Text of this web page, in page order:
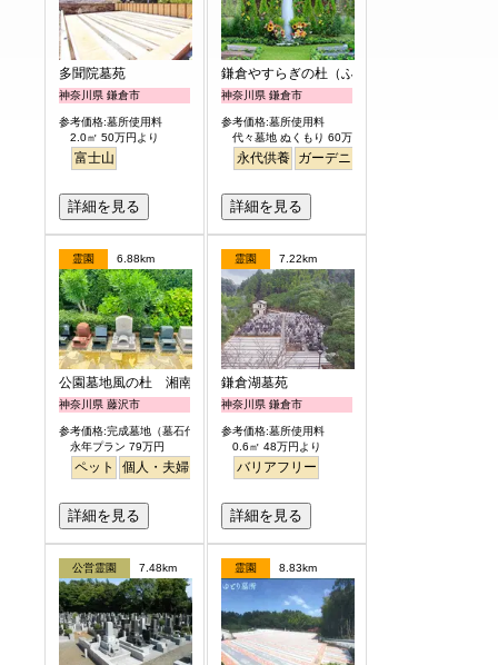
多聞院墓苑
神奈川県 鎌倉市
参考価格:墓所使用料
2.0㎡ 50万円より
富士山
詳細を見る
鎌倉やすらぎの杜（ふれあいの碑）
神奈川県 鎌倉市
参考価格:墓所使用料
代々墓地 ぬくもり 60万円より
永代供養 ガーデニング
詳細を見る
霊園 6.88km
公園墓地風の杜 湘南庭苑
神奈川県 藤沢市
参考価格:完成墓地（墓石代含）
永年プラン 79万円
ペット 個人・夫婦 永代供養 樹木葬 公園墓地
詳細を見る
霊園 7.22km
鎌倉湖墓苑
神奈川県 鎌倉市
参考価格:墓所使用料
0.6㎡ 48万円より
バリアフリー
詳細を見る
公営霊園 7.48km 霊園 8.83km